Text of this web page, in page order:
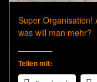
Super
was will man mehr?
Teilen mit: